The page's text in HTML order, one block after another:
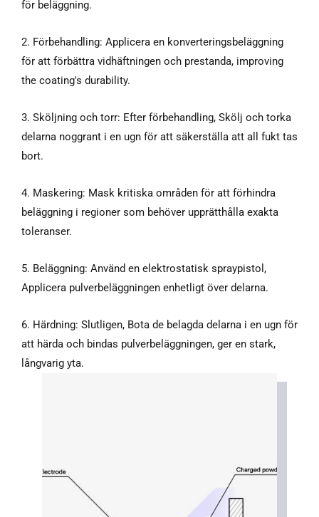
för beläggning.
2. Förbehandling: Applicera en konverteringsbeläggning
för att förbättra vidhäftningen och prestanda, improving
the coating's durability.
3. Sköljning och torr: Efter förbehandling, Skölj och torka
delarna noggrant i en ugn för att säkerställa att all fukt tas
bort.
4. Maskering: Mask kritiska områden för att förhindra
beläggning i regioner som behöver upprätthålla exakta
toleranser.
5. Beläggning: Använd en elektrostatisk spraypistol,
Applicera pulverbeläggningen enhetligt över delarna.
6. Härdning: Slutligen, Bota de belagda delarna i en ugn för
att härda och bindas pulverbeläggningen, ger en stark,
långvarig yta.